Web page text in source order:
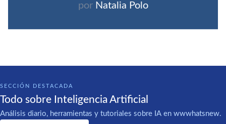
por Natalia Polo
SECCIÓN DESTACADA
Todo sobre Inteligencia Artificial
Análisis diario, herramientas y tutoriales sobre IA en wwwhatsnew.